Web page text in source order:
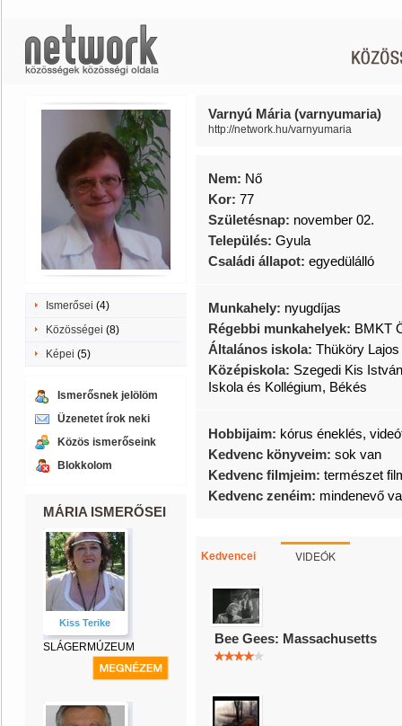
Ismerősei (4)
Közösségei (8)
Képei (5)
Ismerősnek jelölöm
Üzenetet írok neki
Közös ismerőseink
Blokkolom
MÁRIA ISMERŐSEI
Kiss Terike
SLÁGERMÚZEUM
Varnyú Mária (varnyumaria)
http://network.hu/varnyumaria
Nem: Nő
Kor: 77
Születésnap: november 02.
Település: Gyula
Családi állapot: egyedülálló
Munkahely: nyugdíjas
Régebbi munkahelyek: BMKT
Általános iskola: Thüköry
Középiskola: Szegedi Kis
Iskola és Kollégium, Békés
Hobbijaim: kórus éneklés,
Kedvenc könyveim: sok van
Kedvenc filmjeim: természet
Kedvenc zenéim: mindenevő
Kedvencei VIDEÓK
Bee Gees: Massachusetts